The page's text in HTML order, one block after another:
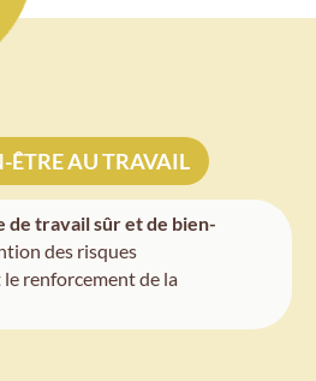
ÊTRE AU TRAVAIL
de travail sûr et de bien-
des risques
renforcement de la